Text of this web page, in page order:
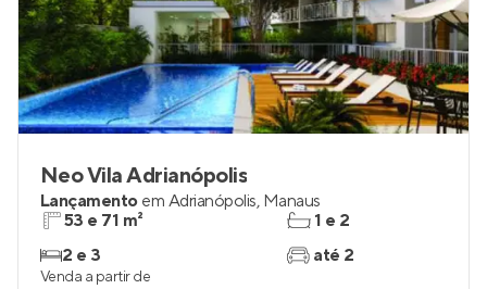
Neo Vila Adrianópolis
Lançamento em Adrianópolis, Manaus
53 e 71 m²
2 e 3
1 e 2
até 2
Venda a partir de